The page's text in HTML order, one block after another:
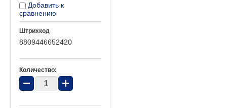
Добавить к
сравнению
Штрихкод
8809446652420
Количество:
− +